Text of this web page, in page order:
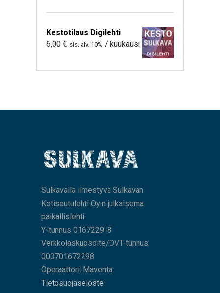
Kestotilaus Digilehti
6,00 € sis. alv. 10% / kuukausi
Sulkavalla ilmestyvä Sulkavan
Kotiseutulehti Oy:n julkaisema
paikallislehti.
Y-tunnus 0167229-8
Verkkolaskuosoite/OVT-tunnus:
003701672298
Operaattori: Maventa
Tietosuojaseloste